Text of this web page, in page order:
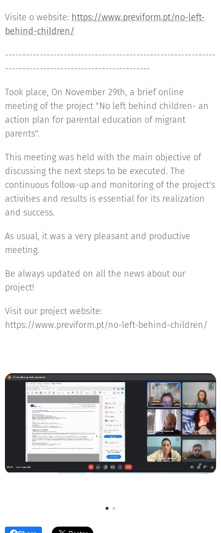
Visite o website: https://www.previform.pt/no-left-
behind-children/
-------------------------------------------------------------
------------------------------------------
Took place, On November 29th, a brief online
meeting of the project "No left behind children- an
action plan for parental education of migrant
parents".
This meeting was held with the main objective of
discussing the next steps to be executed. The
continuous follow-up and monitoring of the project's
activities and results is essential for its realization
and success.
As usual, it was a very pleasant and productive
meeting.
Be always updated on all the news about our
project!
Visit our project website:
https://www.previform.pt/no-left-behind-children/